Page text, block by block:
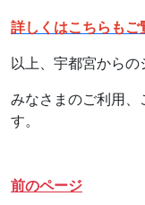
詳しくはこちらもご
以上、宇都宮からの
みなさまのご利用、
す。
前のページ